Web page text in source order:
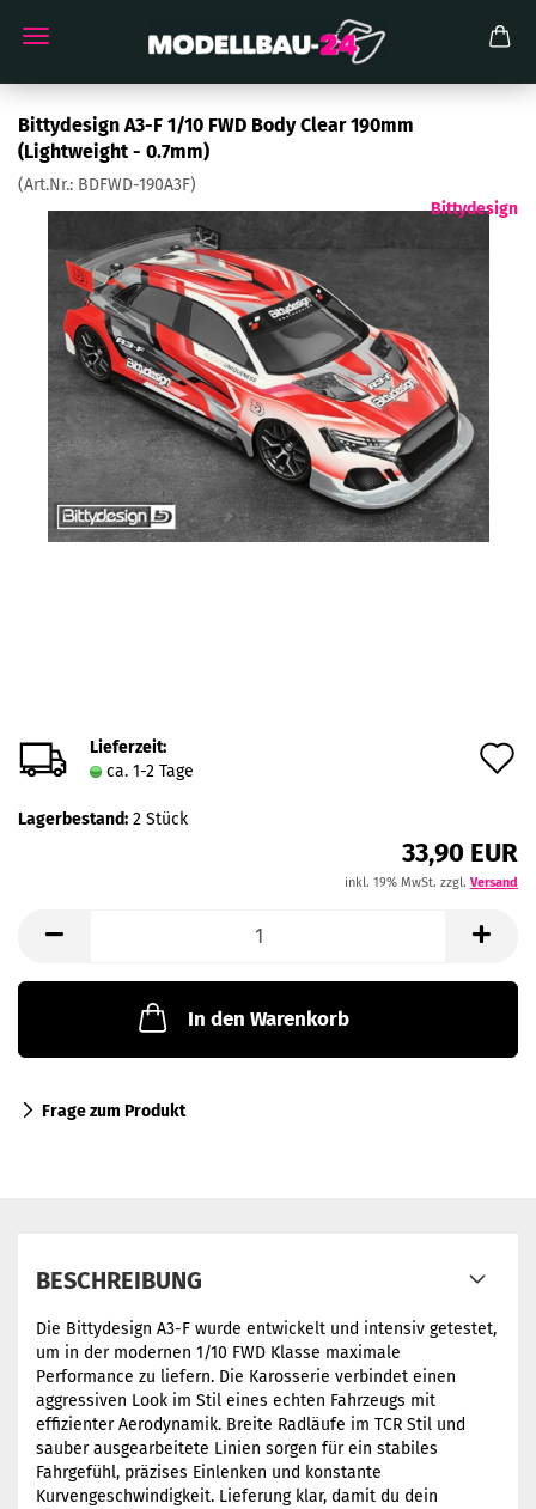
Bittydesign A3-F 1/10 FWD Body Clear 190mm
(Lightweight - 0.7mm)
(Art.Nr.: BDFWD-190A3F)
Bittydesign
Lieferzeit:
ca. 1-2 Tage
Lagerbestand: 2 Stück
33,90 EUR
inkl. 19% MwSt. zzgl. Versand
In den Warenkorb
Frage zum Produkt
BESCHREIBUNG
Die Bittydesign A3-F wurde entwickelt und intensiv getestet,
um in der modernen 1/10 FWD Klasse maximale
Performance zu liefern. Die Karosserie verbindet einen
aggressiven Look im Stil eines echten Fahrzeugs mit
effizienter Aerodynamik. Breite Radläufe im TCR Stil und
sauber ausgearbeitete Linien sorgen für ein stabiles
Fahrgefühl, präzises Einlenken und konstante
Kurvengeschwindigkeit. Lieferung klar, damit du dein